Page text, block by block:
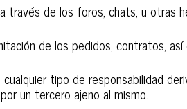
través de los foros, chats, u otras
de los pedidos, contratos, así
tipo de responsabilidad
un tercero ajeno al mismo.